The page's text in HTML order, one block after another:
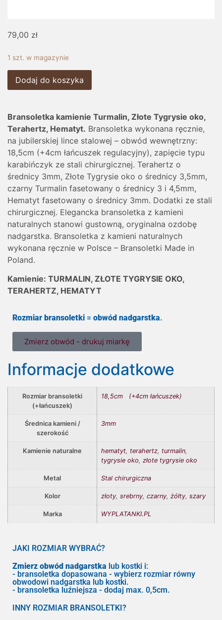
79,00 zł
1 szt. w magazynie
Dodaj do koszyka
Bransoletka kamienie Turmalin, Złote Tygrysie oko,
Terahertz, Hematyt. Bransoletka wykonana ręcznie,
na jubilerskiej lince stalowej – obwód wewnętrzny:
18,5cm (+4cm łańcuszek regulacyjny), zapięcie typu
karabińczyk ze stali chirurgicznej. Terahertz o
średnicy 3mm, Złote Tygrysie oko o średnicy 3,5mm,
czarny Turmalin fasetowany o średnicy 3 i 4,5mm,
Hematyt fasetowany o średnicy 3mm. Dodatki ze stali
chirurgicznej. Elegancka bransoletka z kamieni
naturalnych stanowi gustowną, oryginalna ozdobę
nadgarstka. Bransoletka z kamieni naturalnych
wykonana ręcznie w Polsce – Bransoletki Made in
Poland.
Kamienie: TURMALIN, ZŁOTE TYGRYSIE OKO,
TERAHERTZ, HEMATYT
Rozmiar bransoletki = obwód nadgarstka.
Zmierz obwód - drukuj miarkę
Informacje dodatkowe
Rozmiar bransoletki
(+łańcuszek)
18,5cm (+4cm łańcuszek)
Średnica kamieni /
szerokość
3mm
Kamienie naturalne hematyt, terahertz, turmalin,
tygrysie oko, złote tygrysie oko
Metal Stal chirurgiczna
Kolor złoty, srebrny, czarny, żółty, szary
Marka WYPLATANKI.PL
JAKI ROZMIAR WYBRAĆ?
Zmierz obwód nadgarstka lub kostki i:
- bransoletka dopasowana - wybierz rozmiar równy
obwodowi nadgarstka lub kostki.
- bransoletka luźniejsza - dodaj max. 0,5cm.
INNY ROZMIAR BRANSOLETKI?